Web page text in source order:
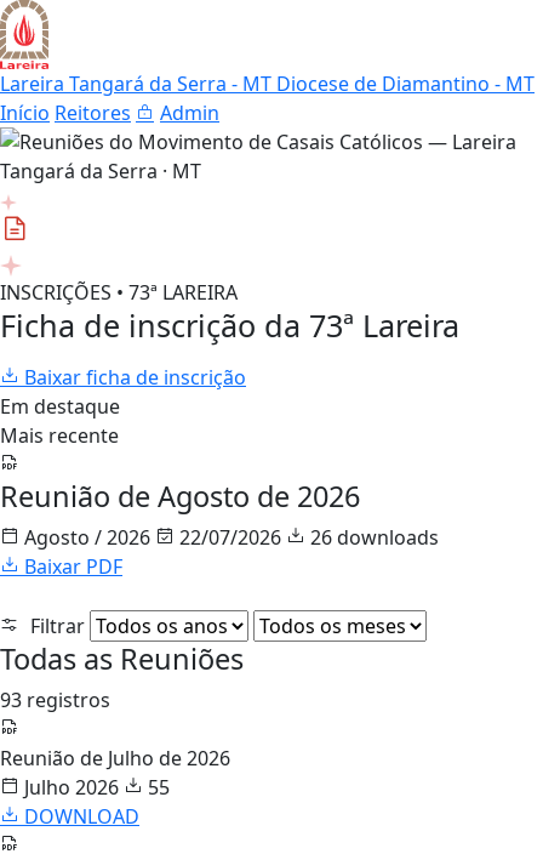
Lareira Tangará da Serra - MT Diocese de Diamantino - MT
Início Reitores Admin
INSCRIÇÕES • 73ª LAREIRA
Ficha de inscrição da 73ª Lareira
Baixar ficha de inscrição
Em destaque
Mais recente
Reunião de Agosto de 2026
Agosto / 2026 22/07/2026
26 downloads
Baixar PDF
Filtrar
Todas as Reuniões
93 registros
Reunião de Julho de 2026
Julho 2026
55
DOWNLOAD